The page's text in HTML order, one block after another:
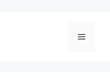
Menu